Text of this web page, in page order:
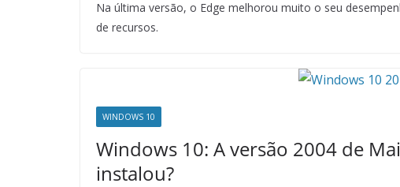
Na última versão, o Edge melhorou muito o seu
de recursos.
WINDOWS 10
Windows 10: A versão 2004 de
instalou?